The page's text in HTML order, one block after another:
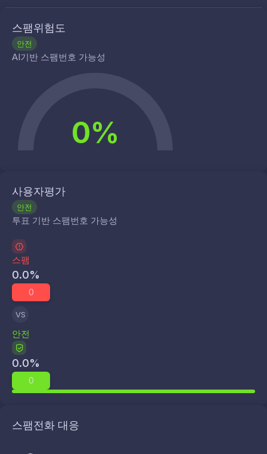
스팸위험도
안전
AI기반 스팸번호 가능성
0%
사용자평가
안전
투표 기반 스팸번호 가능성
스팸
0.0%
0
VS
안전
0.0%
0
스팸전화 대응